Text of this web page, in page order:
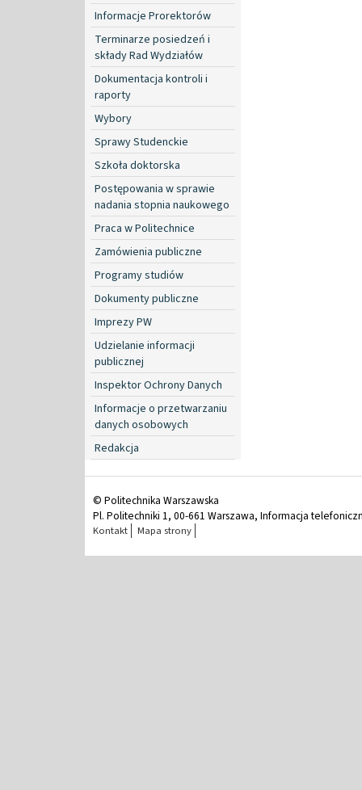
Informacje Prorektorów
Terminarze posiedzeń i
składy Rad Wydziałów
Dokumentacja kontroli i
raporty
Wybory
Sprawy Studenckie
Szkoła doktorska
Postępowania w sprawie
nadania stopnia naukowego
Praca w Politechnice
Zamówienia publiczne
Programy studiów
Dokumenty publiczne
Imprezy PW
Udzielanie informacji
publicznej
Inspektor Ochrony Danych
Informacje o przetwarzaniu
danych osobowych
Redakcja
© Politechnika Warszawska
Pl. Politechniki 1, 00-661 Warszawa, Informacja
Kontakt Mapa strony